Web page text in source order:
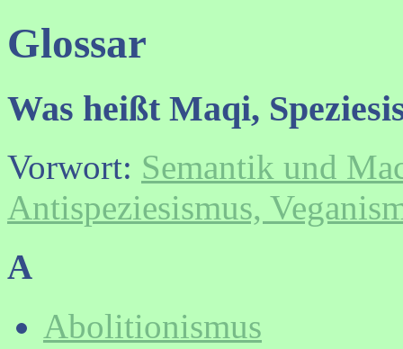
Glossar
Was heißt Maqi,
Vorwort: Semantik und
Antispeziesismus,
A
Abolitionismus